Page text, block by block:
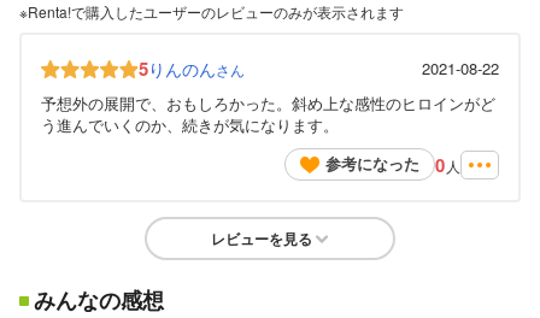
※Renta!で購入したユーザーのレビューのみが表示されます
5りんのんさん
2021-08-22
予想外の展開で、おもしろかった。斜め上な感性のヒロインがど
う進んでいくのか、続きが気になります。
参考になった
0 人
レビューを見る
みんなの感想